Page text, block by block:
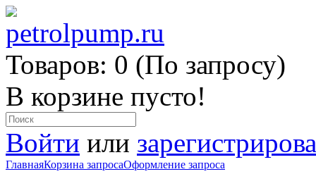
Товаров: 0 (По запросу)
В корзине пусто!
Войти или
ГлавнаяКорзина запросаОформление запроса